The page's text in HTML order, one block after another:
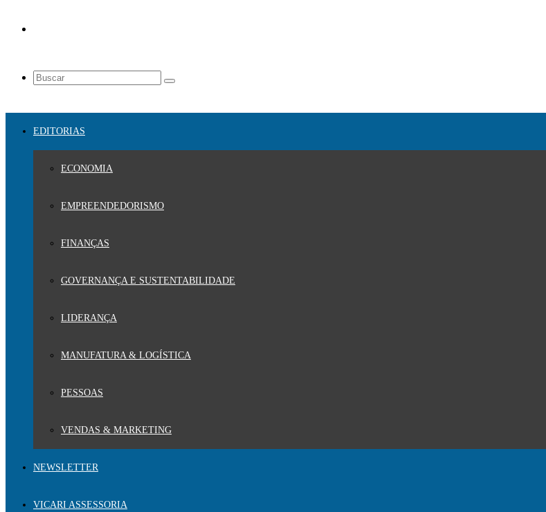
EDITORIAS
ECONOMIA
EMPREENDEDORISMO
FINANÇAS
GOVERNANÇA E SUSTENTABILIDADE
LIDERANÇA
MANUFATURA & LOGÍSTICA
PESSOAS
VENDAS & MARKETING
NEWSLETTER
VICARI ASSESSORIA